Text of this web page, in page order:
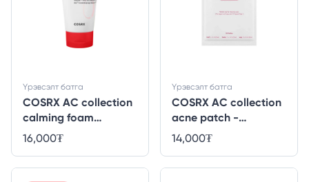
COSRX AC collection
calming foam
cleanser - 50ml
Үрэвсэлт батга
16,000₮
COSRX AC collection
acne patch -
26ширхэг
Үрэвсэлт батга
14,000₮